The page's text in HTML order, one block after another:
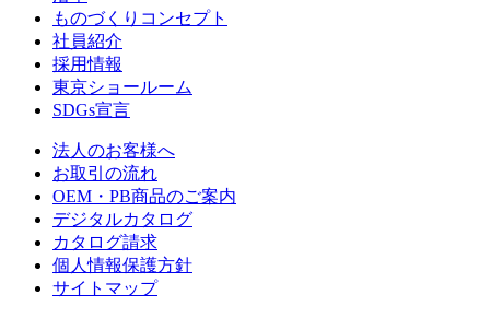
ものづくりコンセプト
社員紹介
採用情報
東京ショールーム
SDGs宣言
法人のお客様へ
お取引の流れ
OEM・PB商品のご案内
デジタルカタログ
カタログ請求
個人情報保護方針
サイトマップ